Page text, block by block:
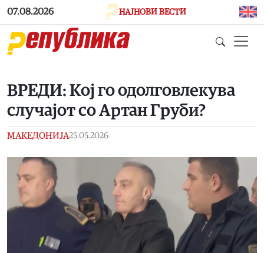
Skip to main content
07.08.2026 НАЈНОВИ ВЕСТИ
ВРЕДИ: Кој го одолговлекува
случајот со Артан Груби?
МАКЕДОНИЈА25.05.2026